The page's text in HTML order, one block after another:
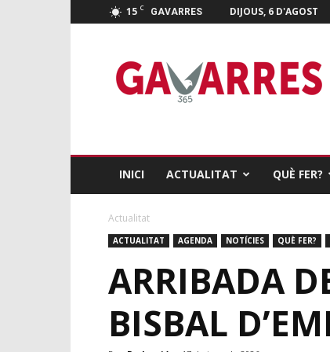
15 C GAVARRES DIJOUS, 6 D'AGOST
365
INICI ACTUALITAT QUÈ FER?
Actualitat
ACTUALITAT AGENDA NOTÍCIES QUÈ FER?
ARRIBADA
BISBAL